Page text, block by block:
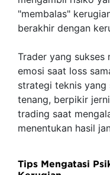
"membalas"
berakhir dengan
Trader yang sukses
emosi saat loss
strategi teknis yang
tenang, berpikir
trading saat
menentukan hasil
Tips Mengatasi